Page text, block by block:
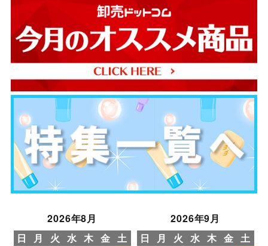
2026年8月
日
月 火 水 木 金 土
2026年9月
日
月 火 水 木 金 土